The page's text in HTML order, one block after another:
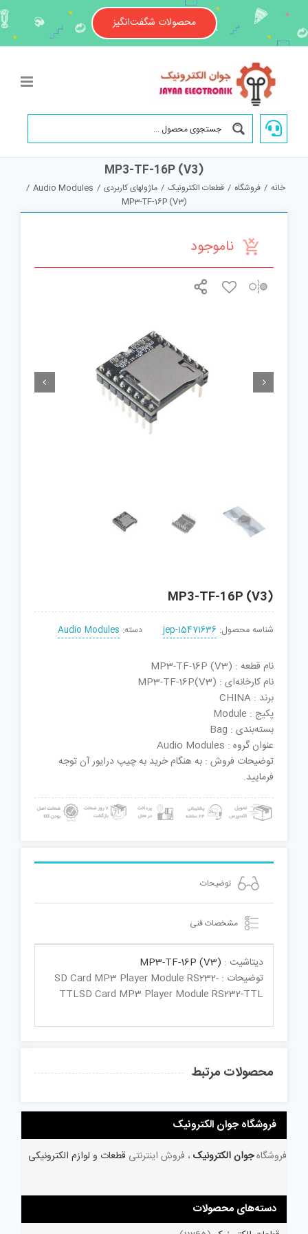
content
محصولات شگفت‌انگیز
MP3-TF-16P (V3)
خانه / فروشگاه / قطعات الکترونیک / ماژولهای کاربردی /
Audio Modules
/
MP3-TF-16P (V3)
ناموجود
 
MP3-TF-16P (V3)
شناسه محصول: jep-15471636 دسته: Audio Modules
نام قطعه : MP3-TF-16P (V3)
نام کارخانه‌ای : MP3-TF-16P(V3)
برند : CHINA
پکیج : Module
بسته‌بندی : Bag
عنوان گروه : Audio Modules
توضیحات فروش : به هنگام خرید به چیپ درایور آن توجه
فرمایید.
توضیحات
مشخصات فنی
دیتاشیت : MP3-TF-16P (V3)
توضیحات : SD Card MP3 Player Module RS232-
TTLSD Card MP3 Player Module RS232-TTL
محصولات مرتبط
فروشگاه جوان الکترونیک
فروشگاهجوان الکترونیک ، فروش اینترنتی قطعات و لوازم الکترونیکی
دسته‌های محصولات